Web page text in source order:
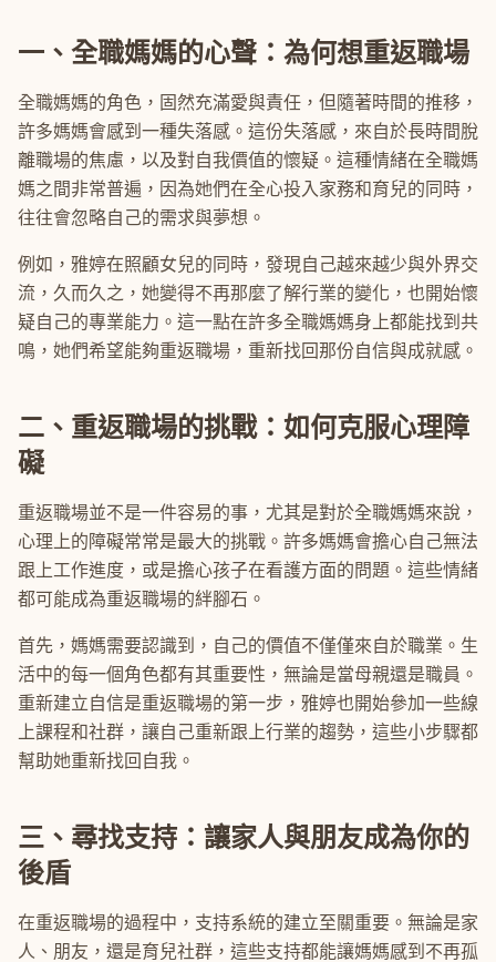
一、全職媽媽的心聲：為何想重返職場
全職媽媽的角色，固然充滿愛與責任，但隨著時間的推移，
許多媽媽會感到一種失落感。這份失落感，來自於長時間脫
離職場的焦慮，以及對自我價值的懷疑。這種情緒在全職媽
媽之間非常普遍，因為她們在全心投入家務和育兒的同時，
往往會忽略自己的需求與夢想。
例如，雅婷在照顧女兒的同時，發現自己越來越少與外界交
流，久而久之，她變得不再那麼了解行業的變化，也開始懷
疑自己的專業能力。這一點在許多全職媽媽身上都能找到共
鳴，她們希望能夠重返職場，重新找回那份自信與成就感。
二、重返職場的挑戰：如何克服心理障
礙
重返職場並不是一件容易的事，尤其是對於全職媽媽來說，
心理上的障礙常常是最大的挑戰。許多媽媽會擔心自己無法
跟上工作進度，或是擔心孩子在看護方面的問題。這些情緒
都可能成為重返職場的絆腳石。
首先，媽媽需要認識到，自己的價值不僅僅來自於職業。生
活中的每一個角色都有其重要性，無論是當母親還是職員。
重新建立自信是重返職場的第一步，雅婷也開始參加一些線
上課程和社群，讓自己重新跟上行業的趨勢，這些小步驟都
幫助她重新找回自我。
三、尋找支持：讓家人與朋友成為你的
後盾
在重返職場的過程中，支持系統的建立至關重要。無論是家
人、朋友，還是育兒社群，這些支持都能讓媽媽感到不再孤